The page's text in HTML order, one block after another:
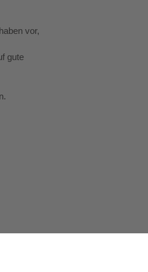
vor,
gute